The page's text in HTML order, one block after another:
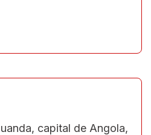
capital de Angola,